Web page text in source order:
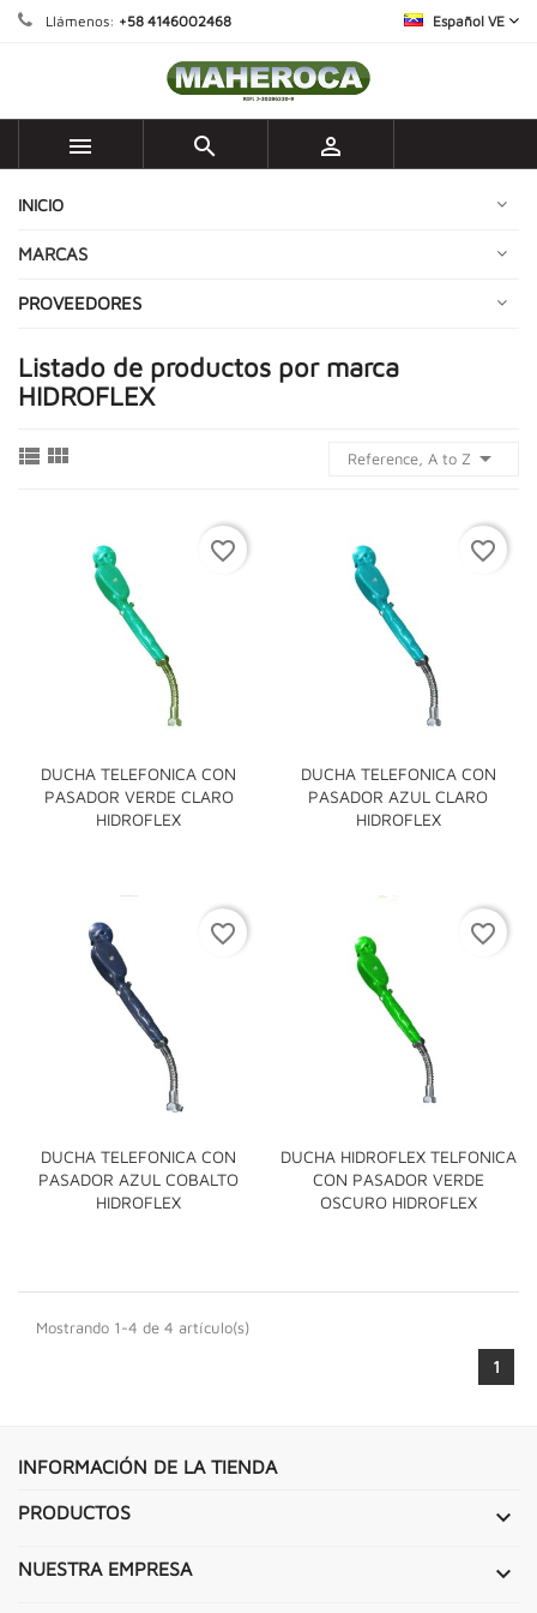
Llámenos: +58 4146002468 Español VE
  
INICIO
MARCAS
PROVEEDORES
Listado de productos por marca
HIDROFLEX
  Reference, A to Z 
DUCHA TELEFONICA CON
PASADOR VERDE CLARO
HIDROFLEX
favorite_border
DUCHA TELEFONICA CON
PASADOR AZUL CLARO
HIDROFLEX
favorite_border
DUCHA TELEFONICA CON
PASADOR AZUL COBALTO
HIDROFLEX
favorite_border
DUCHA HIDROFLEX TELFONICA
CON PASADOR VERDE
OSCURO HIDROFLEX
favorite_border
Mostrando 1-4 de 4 artículo(s)
1
INFORMACIÓN DE LA TIENDA
PRODUCTOS 
NUESTRA EMPRESA 